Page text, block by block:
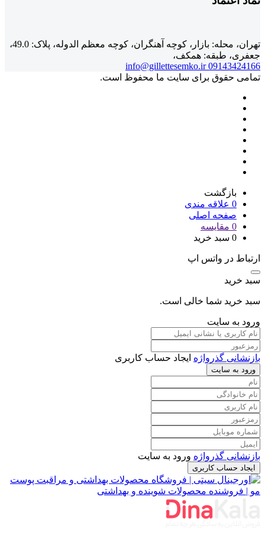
تهران، محله: بازار، کوچه آهنگران، کوچه معظم الدوله، پلاک: 49.0،
طبقه: همکف،
info@gillettesemko.ir
حقوق برای سایت ما محفوظ است.
بازگشت
علاقه مندی
صفحه اصلی
مقایسه
سبد خرید
در واتس اپ
شما خالی است.
سایت
گذرواژه ایجاد حساب کاربری
سایت
گذرواژه ورود به سایت
حساب کاربری